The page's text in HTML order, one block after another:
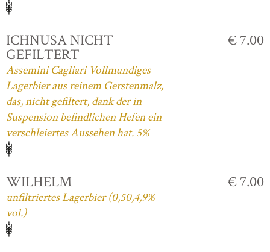
ICHNUSA NICHT
GEFILTERT
Assemini Cagliari Vollmundiges
Lagerbier aus reinem Gerstenmalz,
das, nicht gefiltert, dank der in
Suspension befindlichen Hefen ein
verschleiertes Aussehen hat. 5%
€ 7.00
WILHELM
unfiltriertes Lagerbier (0,50,4,9%
vol.)
€ 7.00